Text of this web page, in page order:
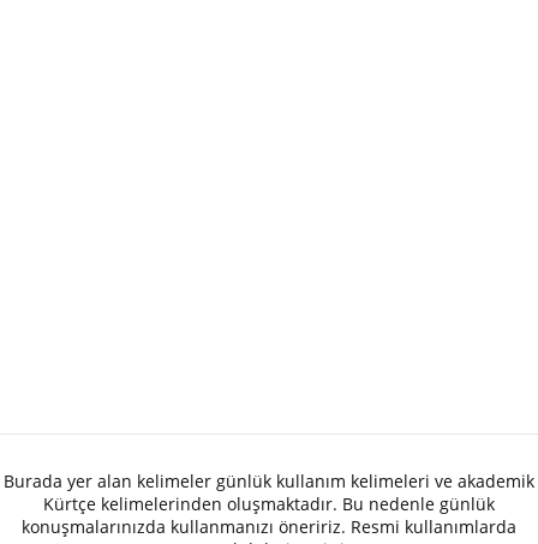
Burada yer alan kelimeler günlük kullanım kelimeleri ve akademik
Kürtçe kelimelerinden oluşmaktadır. Bu nedenle günlük
konuşmalarınızda kullanmanızı öneririz. Resmi kullanımlarda